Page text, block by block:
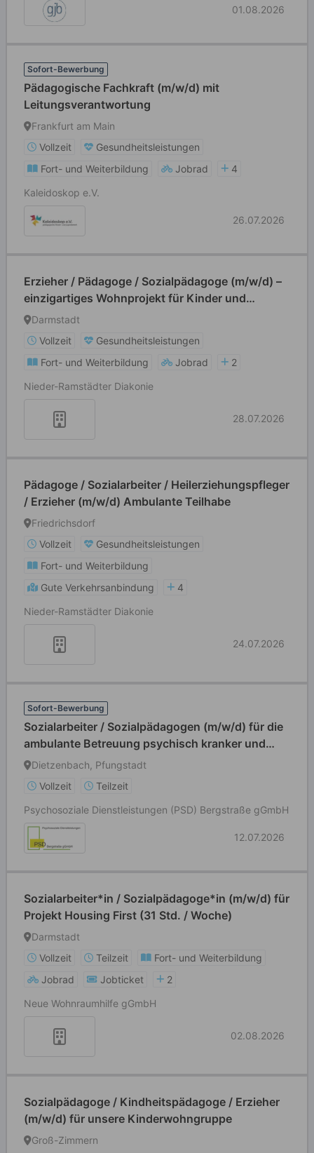
01.08.2026
Sofort-Bewerbung
Pädagogische Fachkraft (m/w/d) mit
Leitungsverantwortung
Frankfurt am Main
Vollzeit
Gesundheitsleistungen
Fort- und Weiterbildung
Jobrad
4
Kaleidoskop e.V.
26.07.2026
Erzieher / Pädagoge / Sozialpädagoge (m/w/d) –
einzigartiges Wohnprojekt für Kinder und
Jugendliche
Darmstadt
Vollzeit
Gesundheitsleistungen
Fort- und Weiterbildung
Jobrad
2
Nieder-Ramstädter Diakonie
28.07.2026
Pädagoge / Sozialarbeiter / Heilerziehungspfleger
/ Erzieher (m/w/d) Ambulante Teilhabe
Friedrichsdorf
Vollzeit
Gesundheitsleistungen
Fort- und Weiterbildung
Gute Verkehrsanbindung
4
Nieder-Ramstädter Diakonie
24.07.2026
Sofort-Bewerbung
Sozialarbeiter / Sozialpädagogen (m/w/d) für die
ambulante Betreuung psychisch kranker und
behinderter Menschen
Dietzenbach, Pfungstadt
Vollzeit
Teilzeit
Psychosoziale Dienstleistungen (PSD) Bergstraße gGmbH
12.07.2026
Sozialarbeiter*in / Sozialpädagoge*in (m/w/d) für
Projekt Housing First (31 Std. / Woche)
Darmstadt
Vollzeit
Teilzeit
Fort- und Weiterbildung
Jobrad
Jobticket
2
Neue Wohnraumhilfe gGmbH
02.08.2026
Sozialpädagoge / Kindheitspädagoge / Erzieher
(m/w/d) für unsere Kinderwohngruppe
Groß-Zimmern